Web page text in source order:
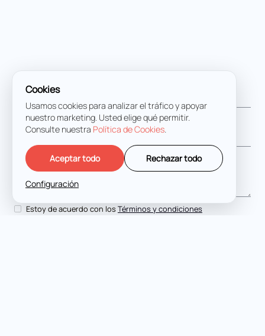
Dirección de correo electrónico*
Mensaje *
Estoy de acuerdo con losTérminos y condiciones
Cookies
Usamos cookies para analizar el tráfico y apoyar
nuestro marketing. Usted elige qué permitir.
Consulte nuestra Política de Cookies.
Aceptar todo Rechazar todo
Configuración